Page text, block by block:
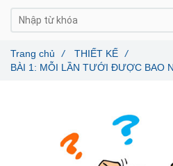
Trang chủ / THIẾT KẾ
/
BÀI 1: MỖI LẦN TƯỚI ĐƯỢC BAO